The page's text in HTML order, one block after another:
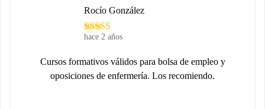
hace 2 años
Rocío González
Cursos formativos válidos para bolsa de empleo y
oposiciones de enfermería. Los recomiendo.